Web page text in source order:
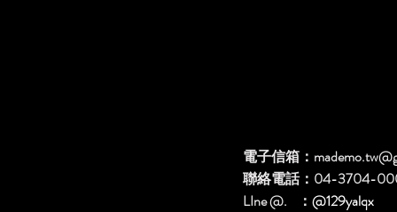
電子信箱：
聯絡電話：04-3704-
LIne @. ： @129yalqx